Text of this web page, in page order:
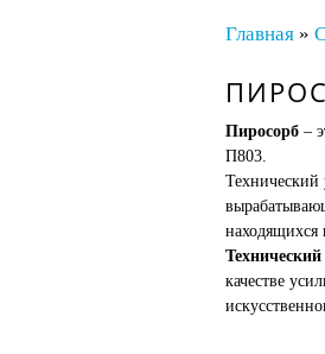
Главная»
Пиросорб–
П803.
Технический
качестве